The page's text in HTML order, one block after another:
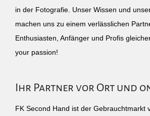
in der Fotografie. Unser Wissen und
machen uns zu einem verlässlichen
Enthusiasten, Anfänger und Profis
your passion!
Ihr Partner vor Ort und
FK Second Hand ist der Gebrauchtmarkt